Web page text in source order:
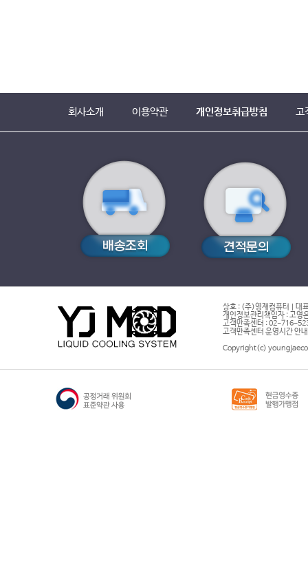
회사소개 이용약관 개인정보취급방침 고
상호 : (주)영재컴퓨터 | 대
개인정보관리책임자 : 고영
고객만족센터 : 02-716-
고객만족센터 운영시간 안
Copyright(c)